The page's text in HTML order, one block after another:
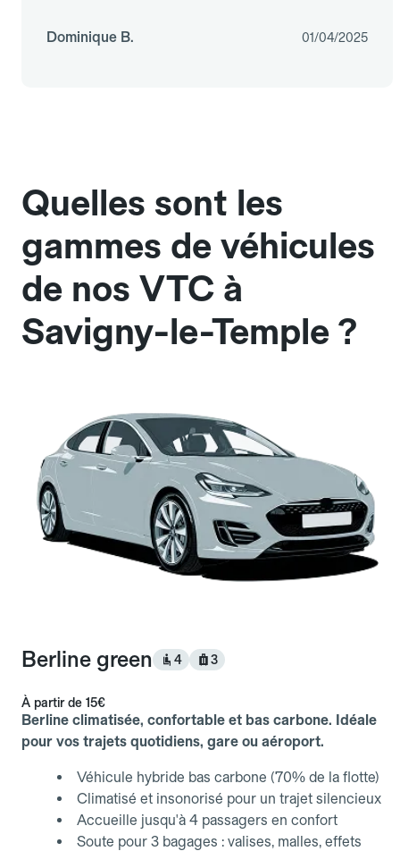
Dominique B. 01/04/2025
Quelles sont les
gammes de véhicules
de nos VTC à
Savigny-le-Temple ?
Berline green 4 3
À partir de 15€
Berline climatisée, confortable et bas carbone. Idéale
pour vos trajets quotidiens, gare ou aéroport.
Véhicule hybride bas carbone (70% de la flotte)
Climatisé et insonorisé pour un trajet silencieux
Accueille jusqu'à 4 passagers en confort
Soute pour 3 bagages : valises, malles, effets